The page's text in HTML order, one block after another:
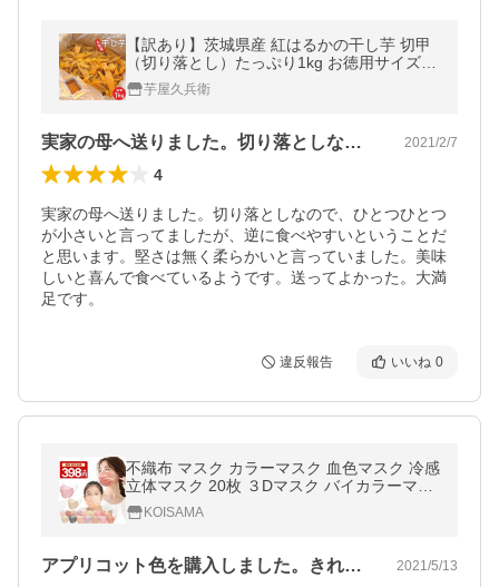
【訳あり】茨城県産 紅はるかの干し芋 切甲
（切り落とし）たっぷり1kg お徳用サイズ
干芋 干いも お得 オトク 【送料無料】
芋屋久兵衛
実家の母へ送りました。切り落としなので… 2021/2/7
4
実家の母へ送りました。切り落としなので、ひとつひとつ
が小さいと言ってましたが、逆に食べやすいということだ
と思います。堅さは無く柔らかいと言っていました。美味
しいと喜んで食べているようです。送ってよかった。大満
足です。
違反報告 いいね 0
不織布 マスク カラーマスク 血色マスク 冷感
立体マスク 20枚 ３Dマスク バイカラーマス
ク 50枚 くちばし 高評価 シシベラ 不織布マ
スク 送料無料 cicibella
KOISAMA
アプリコット色を購入しました。きれいに… 2021/5/13